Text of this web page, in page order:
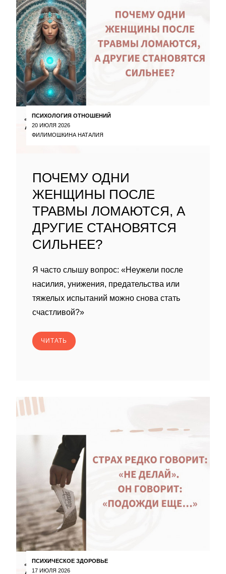
ПСИХОЛОГИЯ ОТНОШЕНИЙ
20 ИЮЛЯ 2026
ФИЛИМОШКИНА НАТАЛИЯ
ПОЧЕМУ ОДНИ
ЖЕНЩИНЫ ПОСЛЕ
ТРАВМЫ ЛОМАЮТСЯ, А
ДРУГИЕ СТАНОВЯТСЯ
СИЛЬНЕЕ?
Я часто слышу вопрос: «Неужели после
насилия, унижения, предательства или
тяжелых испытаний можно снова стать
счастливой?»
ЧИТАТЬ
ПСИХИЧЕСКОЕ ЗДОРОВЬЕ
17 ИЮЛЯ 2026